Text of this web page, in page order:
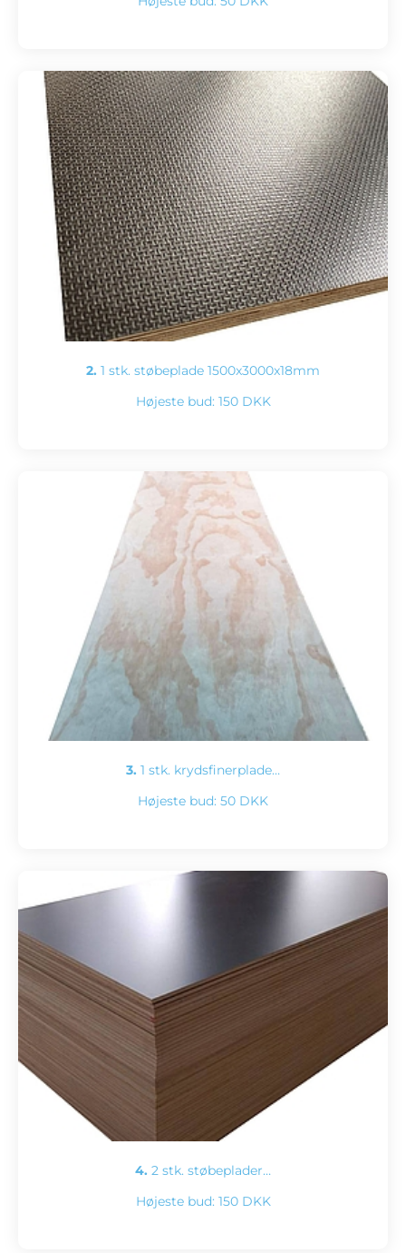
2. 1 stk. støbeplade 1500x3000x18mm
Højeste bud: 150 DKK
3. 1 stk. krydsfinerplade…
Højeste bud: 50 DKK
4. 2 stk. støbeplader…
Højeste bud: 150 DKK